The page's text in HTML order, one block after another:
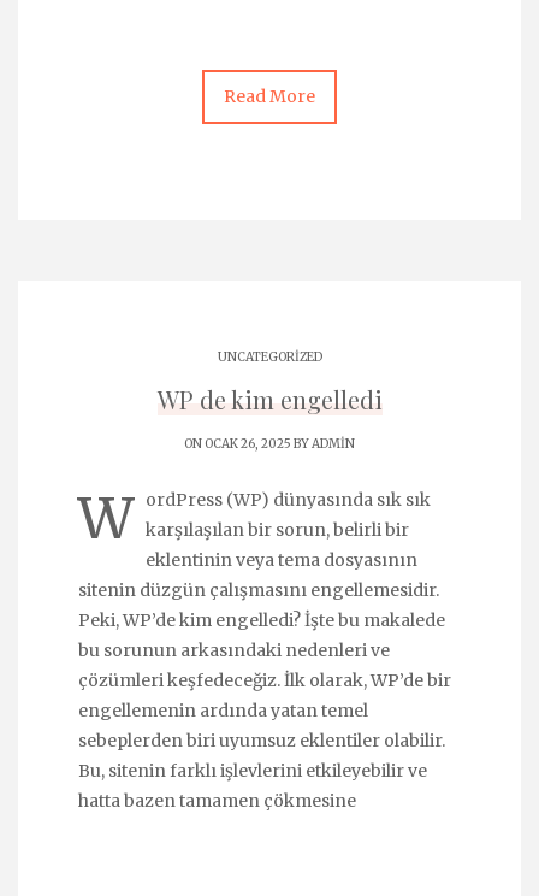
Read More
UNCATEGORIZED
WP de kim engelledi
ON OCAK 26, 2025 BYADMIN
W
ordPress (WP) dünyasında sık sık
karşılaşılan bir sorun, belirli bir
eklentinin veya tema dosyasının
sitenin düzgün çalışmasını engellemesidir.
Peki, WP’de kim engelledi? İşte bu makalede
bu sorunun arkasındaki nedenleri ve
çözümleri keşfedeceğiz. İlk olarak, WP’de bir
engellemenin ardında yatan temel
sebeplerden biri uyumsuz eklentiler olabilir.
Bu, sitenin farklı işlevlerini etkileyebilir ve
hatta bazen tamamen çökmesine